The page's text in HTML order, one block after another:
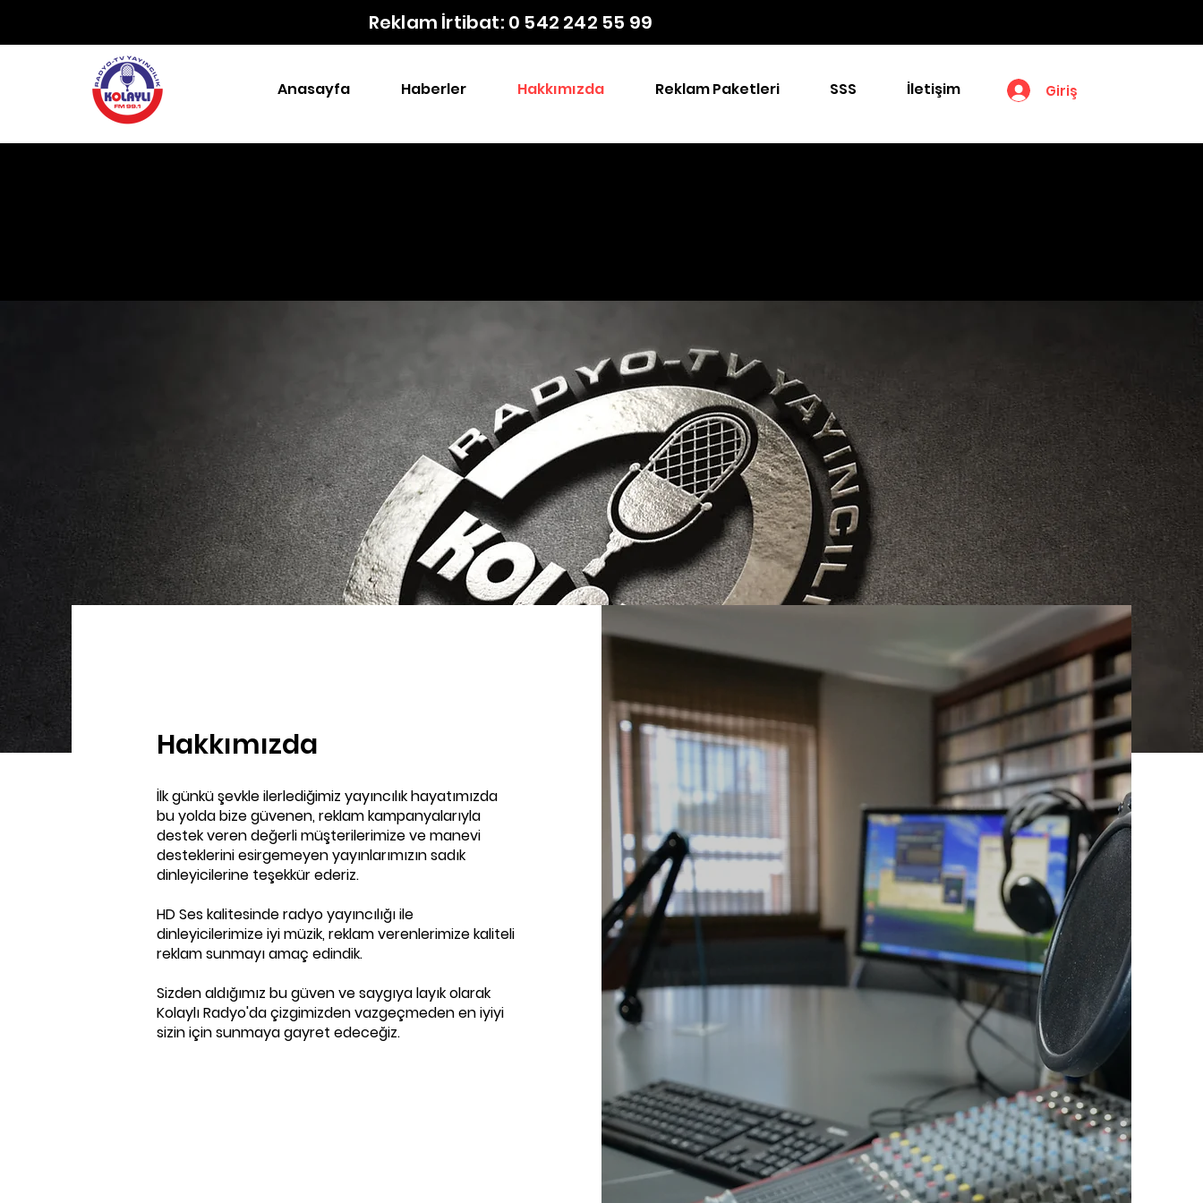
Reklam İrtibat: 0 542 242 55 99
Anasayfa Haberler Hakkımızda Reklam Paketleri SSS İletişim Giriş
Hakkımızda
İlk günkü şevkle ilerlediğimiz yayıncılık hayatımızda
bu yolda bize güvenen, reklam kampanyalarıyla
destek veren değerli müşterilerimize ve manevi
desteklerini esirgemeyen yayınlarımızın sadık
dinleyicilerine teşekkür ederiz.
HD Ses kalitesinde radyo yayıncılığı ile
dinleyicilerimize iyi müzik, reklam verenlerimize kaliteli
reklam sunmayı amaç edindik.​
Sizden aldığımız bu güven ve saygıya layık olarak
Kolaylı Radyo'da çizgimizden vazgeçmeden en iyiyi
sizin için sunmaya gayret edeceğiz.